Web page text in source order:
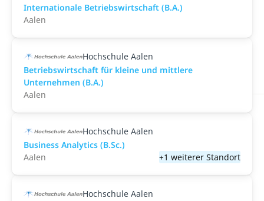
Internationale Betriebswirtschaft (B.A.)
Aalen
Hochschule Aalen
Betriebswirtschaft für kleine und mittlere
Unternehmen (B.A.)
Aalen
Hochschule Aalen
Business Analytics (B.Sc.)
Aalen
+1 weiterer Standort
Hochschule Aalen